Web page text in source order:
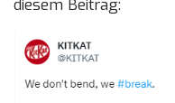
diesem Beitrag: